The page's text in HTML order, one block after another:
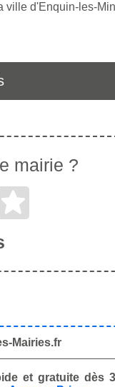
ville d'Enquin-les-
mairie ?
Mairies.fr
et gratuite dès